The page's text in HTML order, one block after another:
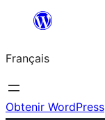
contenu
Français
Obtenir WordPress